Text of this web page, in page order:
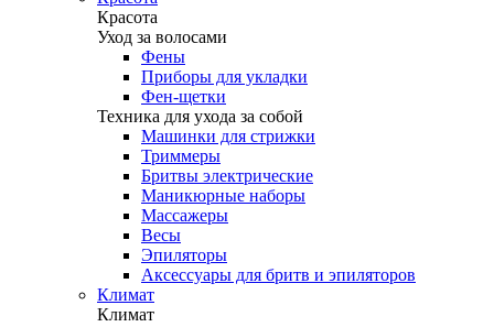
Красота
Уход за волосами
Фены
Приборы для укладки
Фен-щетки
Техника для ухода за собой
Машинки для стрижки
Триммеры
Бритвы электрические
Маникюрные наборы
Массажеры
Весы
Эпиляторы
Аксессуары для бритв и эпиляторов
Климат
Климат